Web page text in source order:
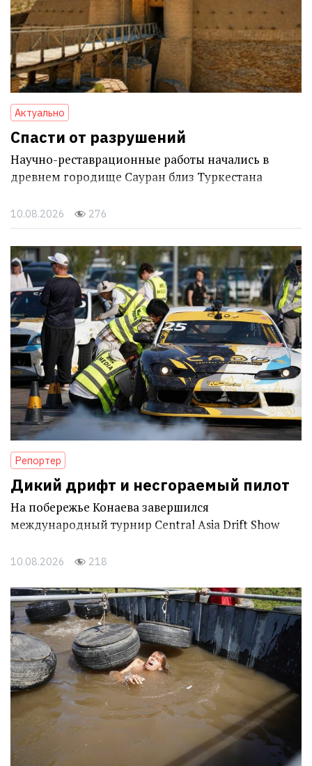
Актуально
Спасти от разрушений
Научно-реставрационные работы начались в
древнем городище Сауран близ Туркестана
10.08.2026 276
Репортер
Дикий дрифт и несгораемый пилот
На побережье Конаева завершился
международный турнир Central Asia Drift Show
10.08.2026 218